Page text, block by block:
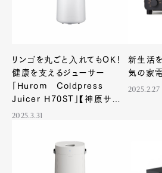
リンゴを丸ごと入れてもOK！
健康を支えるジューサー
「Hurom Coldpress
Juicer H70ST」【神原サリー
が選ぶ今月の家電】
2025.3.31
新生活
気の家
2025.2.27